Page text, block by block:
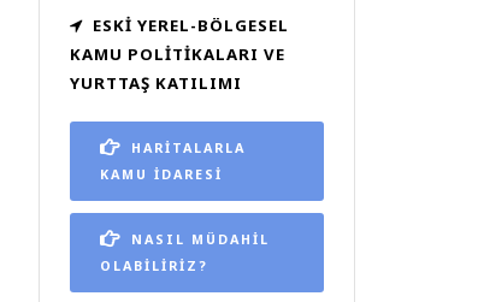
ESKI YEREL-BÖLGESEL
KAMU POLITIKALARI VE
YURTTAŞ KATILIMI
HARİTALARLA
KAMU İDARESİ
NASIL MÜDAHİL
OLABİLİRİZ?